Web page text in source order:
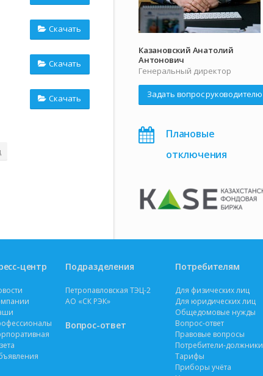
Скачать
Скачать
Скачать
Казановский Анатолий
Антонович
Генеральный директор
Задать вопрос руководителю
Плановые
отключения
центр Подразделения
Петропавловская ТЭЦ-2
АО «СК РЭК»
Вопрос-ответ
Потребителям
Для физических лиц
Для юридических лиц
Общедомовые нужды
Вопрос-ответ
Правовые вопросы
Потребители-должники
Тарифы
Приборы учёта